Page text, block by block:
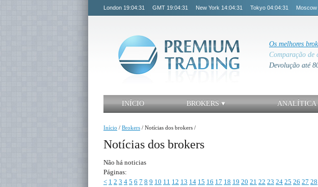
London 19:04:31 GMT 19:04:31 New York 14:04:31 Tokyo 04:04:31 Moscow
Os melhores
Comparação de
Devolução até
INÍCIO BROKERS ANALÍTICA
Início / Brokers / Notícias dos brokers /
Notícias dos brokers
Não há noticias
Páginas:
< 1 2 3 4 5 6 7 8 9 10 11 12 13 14 15 16 17 18 19 20 21 22 23 24 25 26 27 28